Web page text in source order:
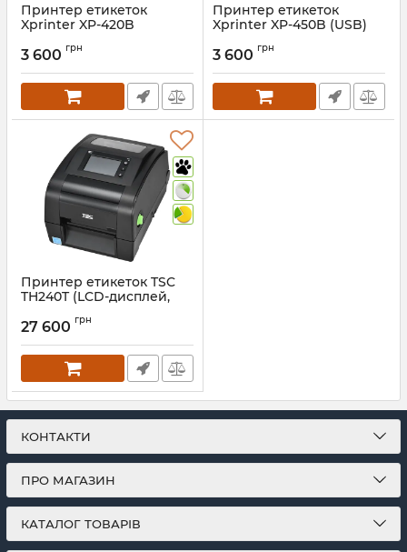
Принтер етикеток
Xprinter XP-420B
Артикул: 721
3 600 грн
Принтер етикеток
Xprinter XP-450B (USB)
3 600 грн
Принтер етикеток TSC
TH240T (LCD-дисплей,
друку, швидкість 203 мм/
Артикул:1255
27 600 грн
КОНТАКТИ
ПРО МАГАЗИН
КАТАЛОГ ТОВАРІВ